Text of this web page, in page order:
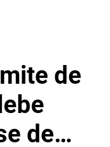
de
de